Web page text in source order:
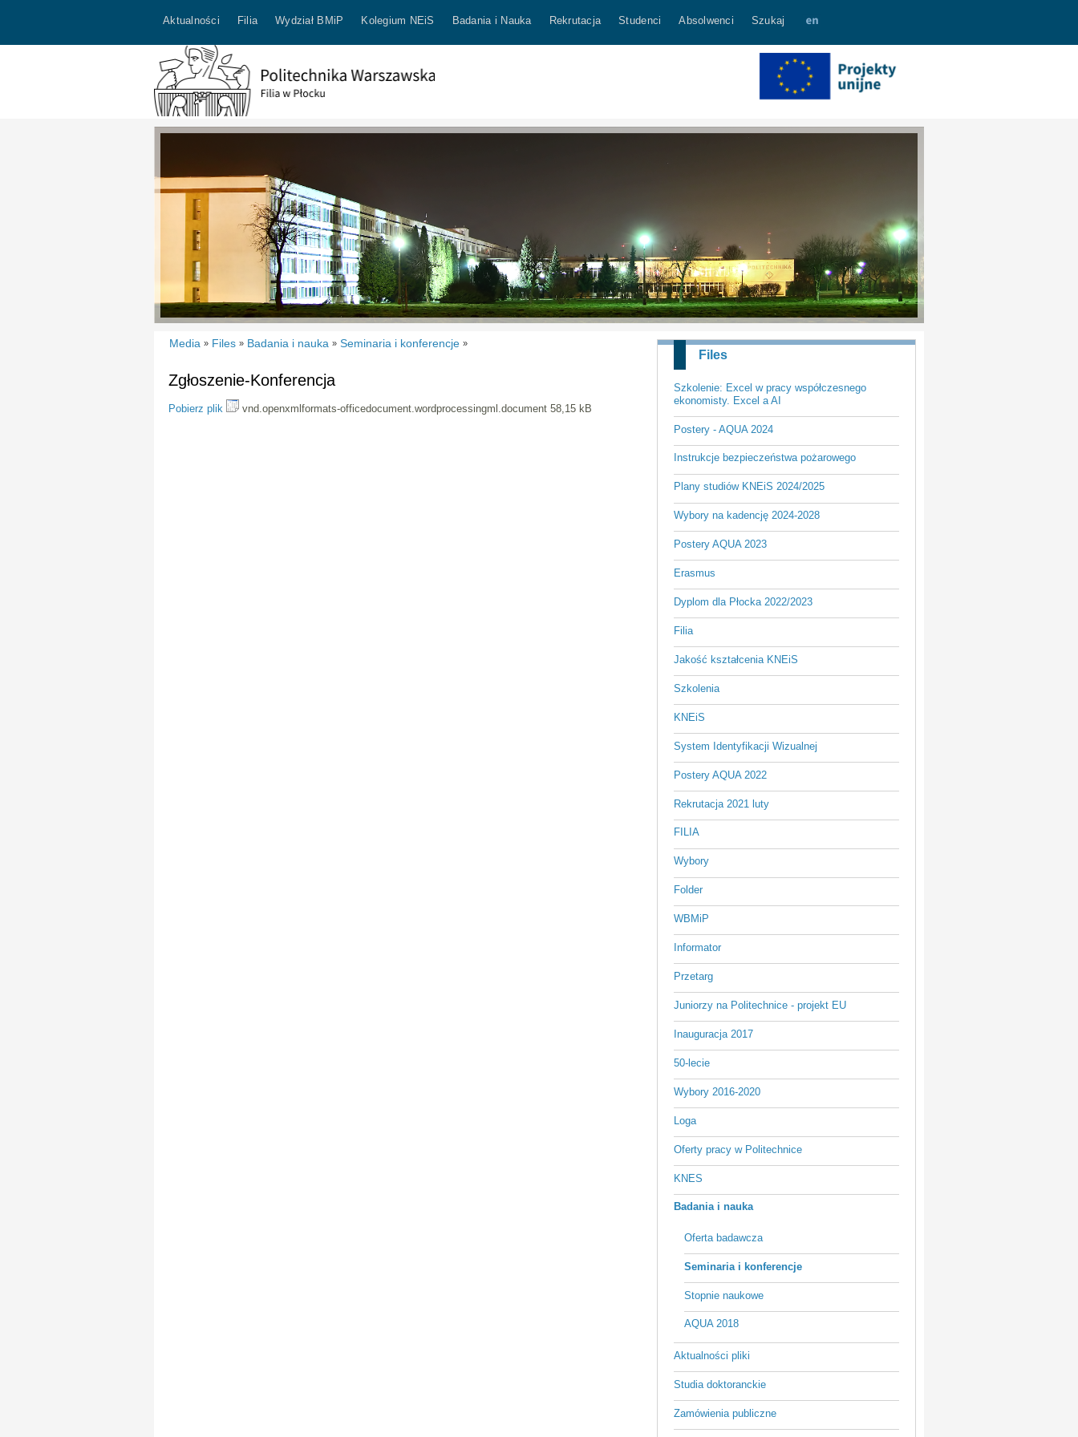
Aktualności Filia Wydział BMiP Kolegium NEiS Badania i Nauka Rekrutacja Studenci Absolwenci Szukaj
Files
Szkolenie: Excel w pracy współczesnego
ekonomisty. Excel a AI
Postery - AQUA 2024
Instrukcje bezpieczeństwa pożarowego
Plany studiów KNEiS 2024/2025
Wybory na kadencję 2024-2028
Postery AQUA 2023
Erasmus
Dyplom dla Płocka 2022/2023
Filia
Jakość kształcenia KNEiS
Szkolenia
KNEiS
System Identyfikacji Wizualnej
Postery AQUA 2022
Rekrutacja 2021 luty
FILIA
Wybory
Folder
WBMiP
Informator
Przetarg
Juniorzy na Politechnice - projekt EU
Inauguracja 2017
50-lecie
Wybory 2016-2020
Loga
Oferty pracy w Politechnice
KNES
Badania i nauka
Oferta badawcza
Seminaria i konferencje
Stopnie naukowe
AQUA 2018
Aktualności pliki
Studia doktoranckie
Zamówienia publiczne
Media » Files » Badania i nauka » Seminaria i konferencje »
Zgłoszenie-Konferencja
Pobierz plik vnd.openxmlformats-officedocument.wordprocessingml.document 58,15 kB